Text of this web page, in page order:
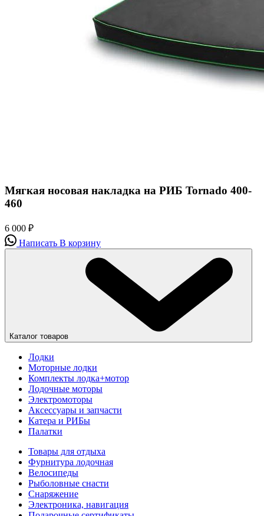
Мягкая носовая накладка на РИБ Tornado 400-
460
6 000 ₽
Написать В корзину
Каталог товаров
Лодки
Моторные лодки
Комплекты лодка+мотор
Лодочные моторы
Электромоторы
Аксессуары и запчасти
Катера и РИБы
Палатки
Товары для отдыха
Фурнитура лодочная
Велосипеды
Рыболовные снасти
Снаряжение
Электроника, навигация